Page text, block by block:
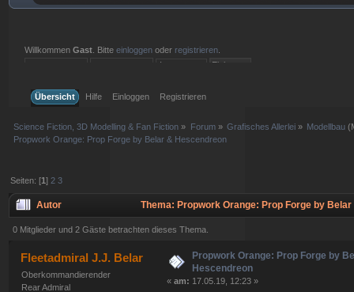
WillkommenGast . Bitteeinloggen oder registrieren
Übersicht
Hilfe Einloggen Registrieren
Science Fiction, 3D Modelling & Fan Fiction » Forum» Grafisches Allerlei » Modellbau
Propwork Orange: Prop Forge by Belar & Hescendreon
Seiten: [1] 2 3
Autor Thema: Propwork Orange: Prop Forge by
0 Mitglieder und 2 Gäste betrachten dieses Thema.
Fleetadmiral J.J. Belar
Oberkommandierender
Rear Admiral
Propwork Orange: Prop Forge by
Hescendreon
« am: 17.05.19, 12:23 »